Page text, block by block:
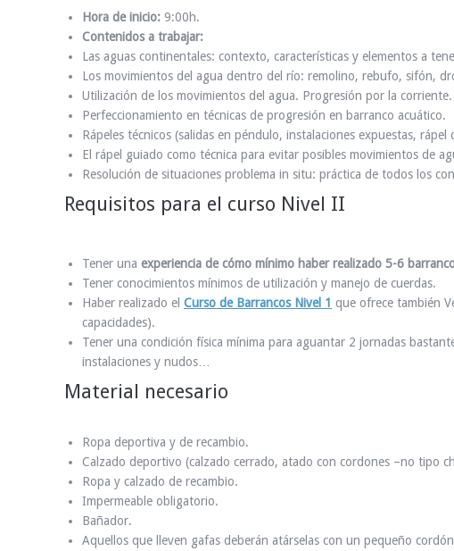
Hora de inicio: 9:00h.
Contenidos a trabajar:
Las aguas continentales: contexto, características y elementos a
Los movimientos del agua dentro del río: remolino, rebufo, sifón,
Utilización de los movimientos del agua. Progresión por la corriente.
Perfeccionamiento en técnicas de progresión en barranco acuático.
Rápeles técnicos (salidas en péndulo, instalaciones expuestas,
El rápel guiado como técnica para evitar posibles movimientos de
Resolución de situaciones problema in situ: práctica de todos los
Requisitos para el curso Nivel II
Tener una experiencia de cómo mínimo haber realizado 5-6
Tener conocimientos mínimos de utilización y manejo de cuerdas.
Haber realizado el Curso de Barrancos Nivel 1 que ofrece también
capacidades).
Tener una condición física mínima para aguantar 2 jornadas
instalaciones y nudos…
Material necesario
Ropa deportiva y de recambio.
Calzado deportivo (calzado cerrado, atado con cordones –no tipo
Ropa y calzado de recambio.
Impermeable obligatorio.
Bañador.
Aquellos que lleven gafas deberán atárselas con un pequeño